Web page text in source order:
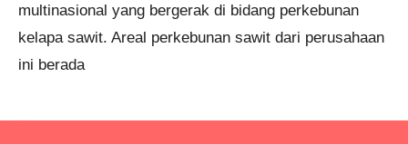
multinasional yang bergerak di bidang perkebunan
kelapa sawit. Areal perkebunan sawit dari perusahaan
ini berada